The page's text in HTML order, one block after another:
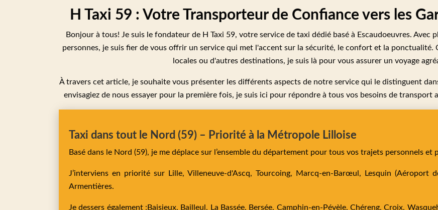
H Taxi 59 : Votre Transporteur de Confiance vers les
Bonjour à tous! Je suis le fondateur de H Taxi 59, votre service de taxi dédié basé à Escaudoeuvres. Avec
personnes, je suis fier de vous offrir un service qui met l'accent sur la sécurité, le confort et la ponctualité.
locales ou d'autres destinations, je suis là pour vous assurer un voyage
À travers cet article, je souhaite vous présenter les différents aspects de notre service qui le distinguent
envisagiez de nous essayer pour la première fois, je suis ici pour répondre à tous vos besoins de
Taxi dans tout le Nord (59) – Priorité à la Métropole Lilloise
Basé dans le Nord (59), je me déplace sur l’ensemble du département pour tous vos trajets personnels et
J’interviens en priorité sur Lille, Villeneuve-d'Ascq, Tourcoing, Marcq-en-Barœul, Lesquin (Aéroport
Armentières.
Je dessers également : Baisieux, Bailleul, La Bassée, Bersée, Camphin-en-Pévèle,Chéreng,Croix,